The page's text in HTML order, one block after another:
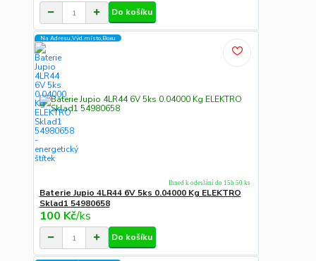
Do košíku
Na Adresu,Výd.místo,Boxu
Baterie Jupio 4LR44 6V 5ks 0.04000 Kg ELEKTRO
Sklad1 54980658
100 Kč/ks
Ihned k odeslání do 15h 50 ks
Do košíku